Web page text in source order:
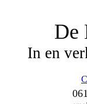
De
In en